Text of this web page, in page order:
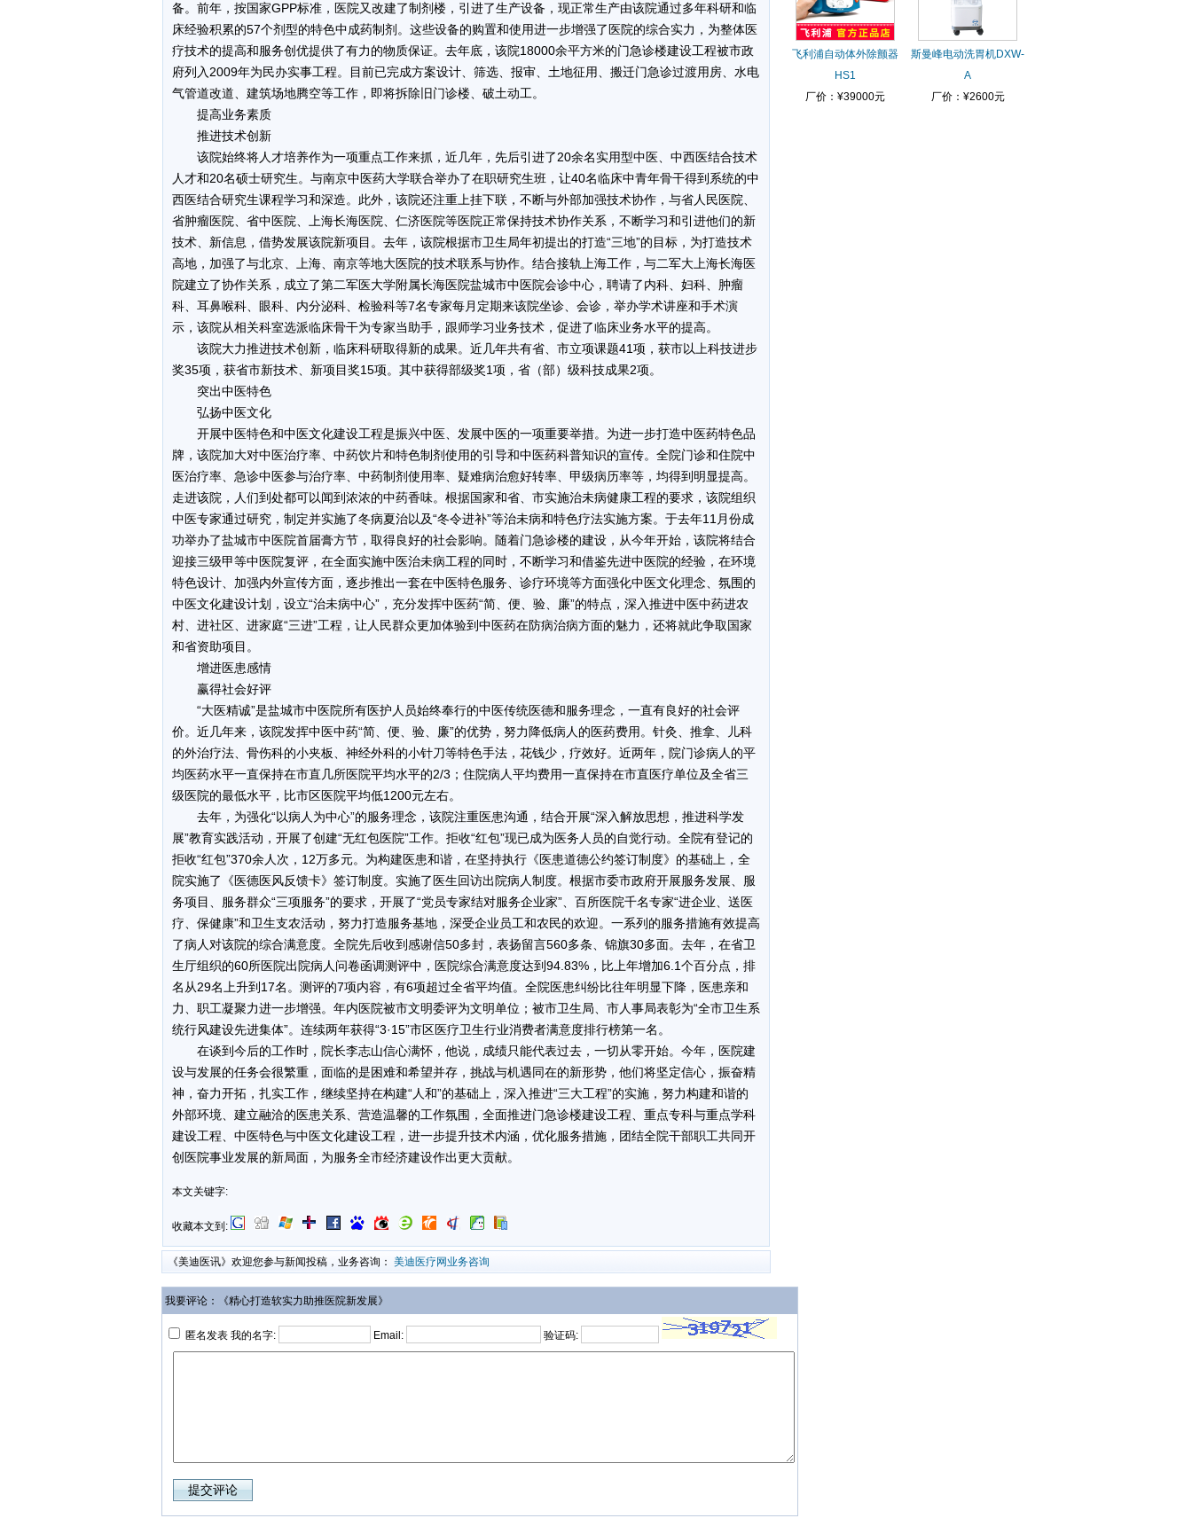
备。前年，按国家GPP标准，医院又改建了制剂楼，引进了生产设备，现正常生产由该院通过多年科研和临
床经验积累的57个剂型的特色中成药制剂。这些设备的购置和使用进一步增强了医院的综合实力，为整体医
疗技术的提高和服务创优提供了有力的物质保证。去年底，该院18000余平方米的门急诊楼建设工程被市政
府列入2009年为民办实事工程。目前已完成方案设计、筛选、报审、土地征用、搬迁门急诊过渡用房、水电
气管道改道、建筑场地腾空等工作，即将拆除旧门诊楼、破土动工。
提高业务素质
推进技术创新
该院始终将人才培养作为一项重点工作来抓，近几年，先后引进了20余名实用型中医、中西医结合技术
人才和20名硕士研究生。与南京中医药大学联合举办了在职研究生班，让40名临床中青年骨干得到系统的中
西医结合研究生课程学习和深造。此外，该院还注重上挂下联，不断与外部加强技术协作，与省人民医院、
省肿瘤医院、省中医院、上海长海医院、仁济医院等医院正常保持技术协作关系，不断学习和引进他们的新
技术、新信息，借势发展该院新项目。去年，该院根据市卫生局年初提出的打造“三地”的目标，为打造技术
高地，加强了与北京、上海、南京等地大医院的技术联系与协作。结合接轨上海工作，与二军大上海长海医
院建立了协作关系，成立了第二军医大学附属长海医院盐城市中医院会诊中心，聘请了内科、妇科、肿瘤
科、耳鼻喉科、眼科、内分泌科、检验科等7名专家每月定期来该院坐诊、会诊，举办学术讲座和手术演
示，该院从相关科室选派临床骨干为专家当助手，跟师学习业务技术，促进了临床业务水平的提高。
该院大力推进技术创新，临床科研取得新的成果。近几年共有省、市立项课题41项，获市以上科技进步
奖35项，获省市新技术、新项目奖15项。其中获得部级奖1项，省（部）级科技成果2项。
突出中医特色
弘扬中医文化
开展中医特色和中医文化建设工程是振兴中医、发展中医的一项重要举措。为进一步打造中医药特色品
牌，该院加大对中医治疗率、中药饮片和特色制剂使用的引导和中医药科普知识的宣传。全院门诊和住院中
医治疗率、急诊中医参与治疗率、中药制剂使用率、疑难病治愈好转率、甲级病历率等，均得到明显提高。
走进该院，人们到处都可以闻到浓浓的中药香味。根据国家和省、市实施治未病健康工程的要求，该院组织
中医专家通过研究，制定并实施了冬病夏治以及“冬令进补”等治未病和特色疗法实施方案。于去年11月份成
功举办了盐城市中医院首届膏方节，取得良好的社会影响。随着门急诊楼的建设，从今年开始，该院将结合
迎接三级甲等中医院复评，在全面实施中医治未病工程的同时，不断学习和借鉴先进中医院的经验，在环境
特色设计、加强内外宣传方面，逐步推出一套在中医特色服务、诊疗环境等方面强化中医文化理念、氛围的
中医文化建设计划，设立“治未病中心”，充分发挥中医药“简、便、验、廉”的特点，深入推进中医中药进农
村、进社区、进家庭“三进”工程，让人民群众更加体验到中医药在防病治病方面的魅力，还将就此争取国家
和省资助项目。
增进医患感情
赢得社会好评
“大医精诚”是盐城市中医院所有医护人员始终奉行的中医传统医德和服务理念，一直有良好的社会评
价。近几年来，该院发挥中医中药“简、便、验、廉”的优势，努力降低病人的医药费用。针灸、推拿、儿科
的外治疗法、骨伤科的小夹板、神经外科的小针刀等特色手法，花钱少，疗效好。近两年，院门诊病人的平
均医药水平一直保持在市直几所医院平均水平的2/3；住院病人平均费用一直保持在市直医疗单位及全省三
级医院的最低水平，比市区医院平均低1200元左右。
去年，为强化“以病人为中心”的服务理念，该院注重医患沟通，结合开展“深入解放思想，推进科学发
展”教育实践活动，开展了创建“无红包医院”工作。拒收“红包”现已成为医务人员的自觉行动。全院有登记的
拒收“红包”370余人次，12万多元。为构建医患和谐，在坚持执行《医患道德公约签订制度》的基础上，全
院实施了《医德医风反馈卡》签订制度。实施了医生回访出院病人制度。根据市委市政府开展服务发展、服
务项目、服务群众“三项服务”的要求，开展了“党员专家结对服务企业家”、百所医院千名专家“进企业、送医
疗、保健康”和卫生支农活动，努力打造服务基地，深受企业员工和农民的欢迎。一系列的服务措施有效提高
了病人对该院的综合满意度。全院先后收到感谢信50多封，表扬留言560多条、锦旗30多面。去年，在省卫
生厅组织的60所医院出院病人问卷函调测评中，医院综合满意度达到94.83%，比上年增加6.1个百分点，排
名从29名上升到17名。测评的7项内容，有6项超过全省平均值。全院医患纠纷比往年明显下降，医患亲和
力、职工凝聚力进一步增强。年内医院被市文明委评为文明单位；被市卫生局、市人事局表彰为“全市卫生系
统行风建设先进集体”。连续两年获得“3·15”市区医疗卫生行业消费者满意度排行榜第一名。
在谈到今后的工作时，院长李志山信心满怀，他说，成绩只能代表过去，一切从零开始。今年，医院建
设与发展的任务会很繁重，面临的是困难和希望并存，挑战与机遇同在的新形势，他们将坚定信心，振奋精
神，奋力开拓，扎实工作，继续坚持在构建“人和”的基础上，深入推进“三大工程”的实施，努力构建和谐的
外部环境、建立融洽的医患关系、营造温馨的工作氛围，全面推进门急诊楼建设工程、重点专科与重点学科
建设工程、中医特色与中医文化建设工程，进一步提升技术内涵，优化服务措施，团结全院干部职工共同开
创医院事业发展的新局面，为服务全市经济建设作出更大贡献。
本文关键字:
收藏本文到:
《美迪医讯》欢迎您参与新闻投稿，业务咨询： 美迪医疗网业务咨询
我要评论：《精心打造软实力助推医院新发展》
匿名发表 我的名字: Email: 验证码:
飞利浦自动体外除颤器
HS1
厂价：¥39000元
斯曼峰电动洗胃机DXW-
A
厂价：¥2600元